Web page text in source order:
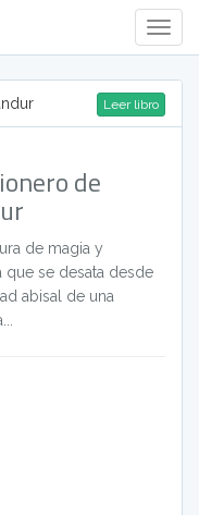
Leer libro
de
de magia y
que se desata desde
abisal de una